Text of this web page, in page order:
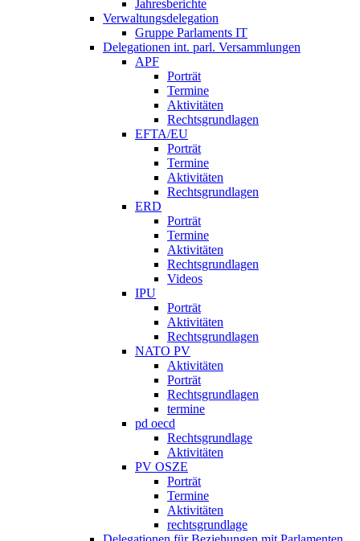
Jahresberichte
Verwaltungsdelegation
Gruppe Parlaments IT
Delegationen int. parl. Versammlungen
APF
Porträt
Termine
Aktivitäten
Rechtsgrundlagen
EFTA/EU
Porträt
Termine
Aktivitäten
Rechtsgrundlagen
ERD
Porträt
Termine
Aktivitäten
Rechtsgrundlagen
Videos
IPU
Porträt
Aktivitäten
Rechtsgrundlagen
NATO PV
Aktivitäten
Porträt
Rechtsgrundlagen
termine
pd oecd
Rechtsgrundlage
Aktivitäten
PV OSZE
Porträt
Termine
Aktivitäten
rechtsgrundlage